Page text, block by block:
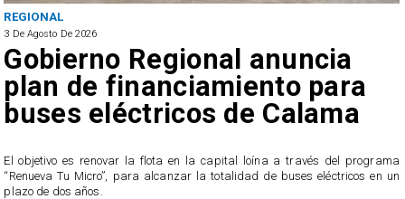
REGIONAL
3 De Agosto De 2026
Gobierno Regional anuncia
plan de financiamiento para
buses eléctricos de Calama
El objetivo es renovar la flota en la capital loína a través del programa
“Renueva Tu Micro”, para alcanzar la totalidad de buses eléctricos en un
plazo de dos años.